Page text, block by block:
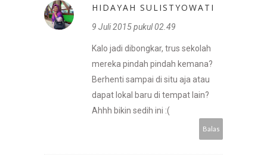
HIDAYAH SULISTYOWATI
9 Juli 2015 pukul 02.49
Kalo jadi dibongkar, trus sekolah
mereka pindah pindah kemana?
Berhenti sampai di situ aja atau
dapat lokal baru di tempat lain?
Ahhh bikin sedih ini :(
Balas